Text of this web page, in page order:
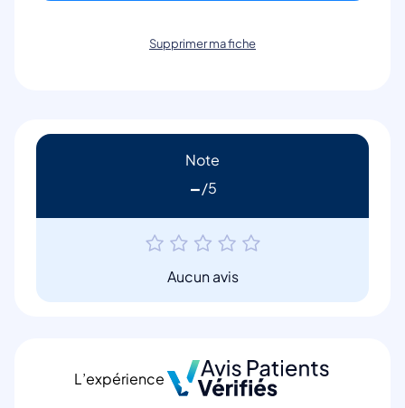
Supprimer ma fiche
Note
-
Aucun avis
L’expérience